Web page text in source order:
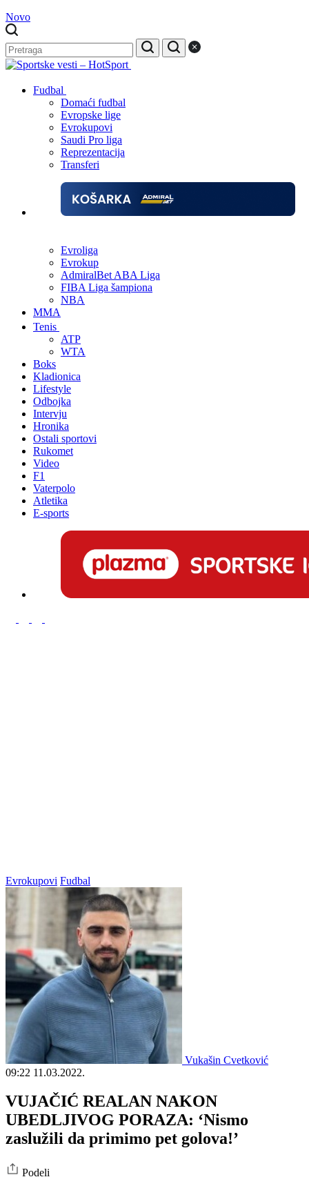
Novo
Fudbal
Domaći fudbal
Evropske lige
Evrokupovi
Saudi Pro liga
Reprezentacija
Transferi
Evroliga
Evrokup
AdmiralBet ABA Liga
FIBA Liga šampiona
NBA
MMA
Tenis
ATP
WTA
Boks
Kladionica
Lifestyle
Odbojka
Intervju
Hronika
Ostali sportovi
Rukomet
Video
F1
Vaterpolo
Atletika
E-sports
Evrokupovi Fudbal
Vukašin Cvetković
09:22 11.03.2022.
VUJAČIĆ REALAN NAKON
UBEDLJIVOG PORAZA: ‘Nismo
zaslužili da primimo pet golova!’
Podeli